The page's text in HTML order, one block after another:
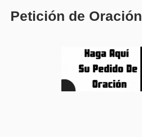
Petición de Oración